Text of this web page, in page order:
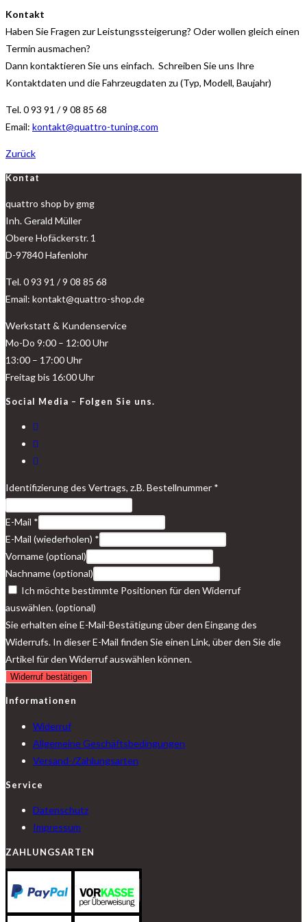
Kontakt
Haben Sie Fragen zur Leistungssteigerung? Oder wollen gleich einen
Termin ausmachen?
Dann kontaktieren Sie uns einfach. Schreiben Sie uns Ihre
Kontaktdaten und die Fahrzeugdaten zu (Typ, Modell, Baujahr)
Tel. 0 93 91 / 9 08 85 68
Email: kontakt@quattro-tuning.com
Zurück
Kontat
quattro shop by gmg
Inh. Gerald Müller
Obere Hofäckerstr. 1
D-97840 Hafenlohr
Tel. 0 93 91 / 9 08 85 68
Email: kontakt@quattro-shop.de
Werkstatt & Kundenservice
Mo-Do 9:00 – 12:00 Uhr
13:00 – 17:00 Uhr
Freitag bis 16:00 Uhr
Social Media – Folgen Sie uns.
Identifizierung des Vertrags, z.B. Bestellnummer *
E-Mail *
E-Mail (wiederholen) *
Vorname(optional)
Nachname(optional)
Ich möchte bestimmte Positionen für den Widerruf
auswählen.(optional)
Sie erhalten eine E-Mail-Bestätigung über den Eingang des
Widerrufs. In dieser E-Mail finden Sie einen Link, über den Sie die
Artikel für den Widerruf auswählen können.
Widerruf bestätigen
Informationen
Widerruf
Allgemeine Geschäftsbedingungen
Versand-/Zahlungsarten
Service
Datenschutz
Impressum
ZAHLUNGSARTEN